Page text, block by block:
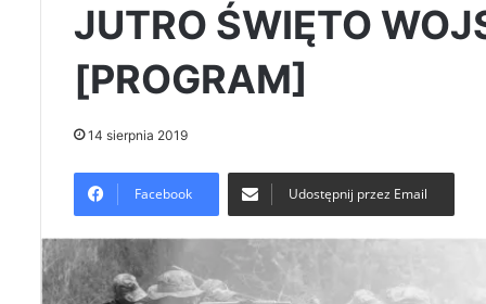
JUTRO ŚWIĘTO
[PROGRAM]
14 sierpnia 2019
Facebook Udostępnij przez Email